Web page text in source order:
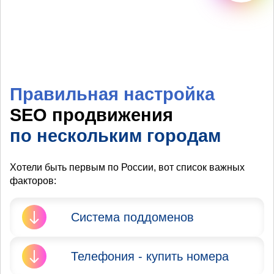
Правильная настройка
SEO продвижения
по нескольким городам
Хотели быть первым по России, вот список важных
факторов:
Система поддоменов
Яндекс и Google запрещают
продвижение сайта в
Телефония - купить номера